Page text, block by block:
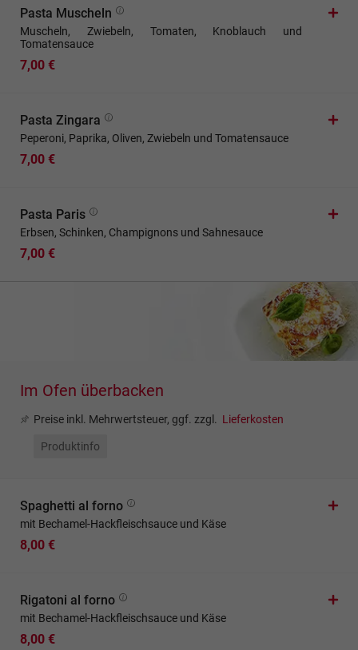
Pasta Muscheln
Muscheln, Zwiebeln, Tomaten, Knoblauch und
Tomatensauce
7,00 €
Pasta Zingara
Peperoni, Paprika, Oliven, Zwiebeln und Tomatensauce
7,00 €
Pasta Paris
Erbsen, Schinken, Champignons und Sahnesauce
7,00 €
Im Ofen überbacken
Preise inkl. Mehrwertsteuer, ggf. zzgl. Lieferkosten
Produktinfo
Spaghetti al forno
mit Bechamel-Hackfleischsauce und Käse
8,00 €
Rigatoni al forno
mit Bechamel-Hackfleischsauce und Käse
8,00 €